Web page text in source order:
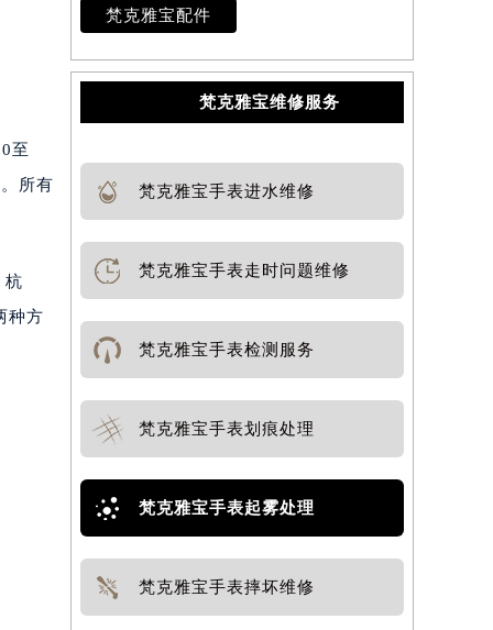
至
所有
杭
种方
梵克雅宝配件
梵克雅宝维修服务
梵克雅宝手表进水维修
梵克雅宝手表走时问题维修
梵克雅宝手表检测服务
梵克雅宝手表划痕处理
梵克雅宝手表起雾处理
梵克雅宝手表摔坏维修